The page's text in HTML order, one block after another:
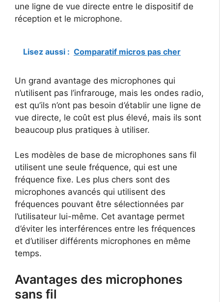
une ligne de vue directe entre le dispositif de
réception et le microphone.
Lisez aussi : Comparatif micros pas cher
Un grand avantage des microphones qui
n’utilisent pas l’infrarouge, mais les ondes radio,
est qu’ils n’ont pas besoin d’établir une ligne de
vue directe, le coût est plus élevé, mais ils sont
beaucoup plus pratiques à utiliser.
Les modèles de base de microphones sans fil
utilisent une seule fréquence, qui est une
fréquence fixe. Les plus chers sont des
microphones avancés qui utilisent des
fréquences pouvant être sélectionnées par
l’utilisateur lui-même. Cet avantage permet
d’éviter les interférences entre les fréquences
et d’utiliser différents microphones en même
temps.
Avantages des microphones
sans fil